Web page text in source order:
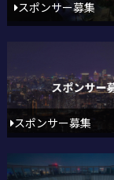
スポンサー募集
スポンサー募集